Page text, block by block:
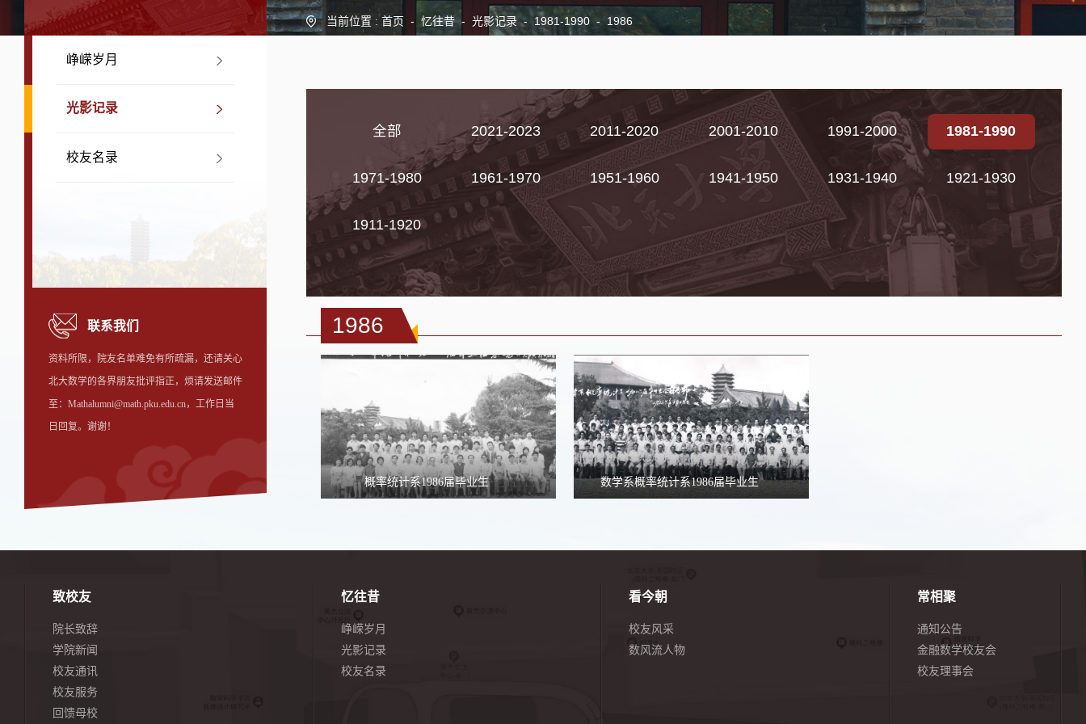
峥嵘岁月
光影记录
校友名录
联系我们
资料所限，院友名单难免有所疏漏，还请关心
北大数学的各界朋友批评指正，烦请发送邮件
至：Mathalumni@math.pku.edu.cn，工作日当
日回复。谢谢！
当前位置 : 首页 - 忆往昔 - 光影记录 - 1981-1990 - 1986
全部 2021-2023 2011-2020 2001-2010 1991-2000 1981-1990
1971-1980 1961-1970 1951-1960 1941-1950 1931-1940 1921-1930
1911-1920
1986
概率统计系1986届毕业生 数学系概率统计系1986届毕业生
致校友
院长致辞
学院新闻
校友通讯
校友服务
回馈母校
忆往昔
峥嵘岁月
光影记录
校友名录
看今朝
校友风采
数风流人物
常相聚
通知公告
金融数学校友会
校友理事会